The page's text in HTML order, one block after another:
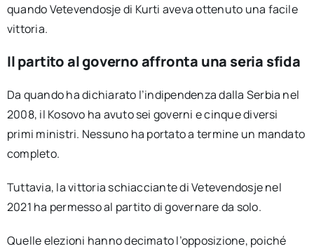
quando Vetevendosje di Kurti aveva ottenuto una facile
vittoria.
Il partito al governo affronta una seria sfida
Da quando ha dichiarato l’indipendenza dalla Serbia nel
2008, il Kosovo ha avuto sei governi e cinque diversi
primi ministri. Nessuno ha portato a termine un mandato
completo.
Tuttavia, la vittoria schiacciante di Vetevendosje nel
2021 ha permesso al partito di governare da solo.
Quelle elezioni hanno decimato l’opposizione, poiché